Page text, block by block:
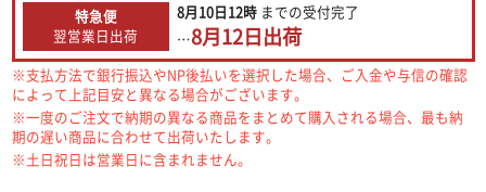
特急便
翌営業日出荷
8月10日12時 までの受付完了
…8月12日出荷
※支払方法で銀行振込やNP後払いを選択した場合、ご入金や与信の確認
によって上記目安と異なる場合がございます。
※一度のご注文で納期の異なる商品をまとめて購入される場合、最も納
期の遅い商品に合わせて出荷いたします。
※土日祝日は営業日に含まれません。